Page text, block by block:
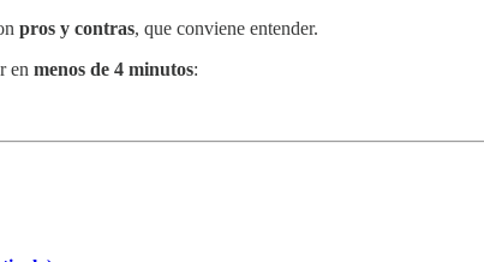
pros y contras, que conviene entender.
en menos de 4 minutos: